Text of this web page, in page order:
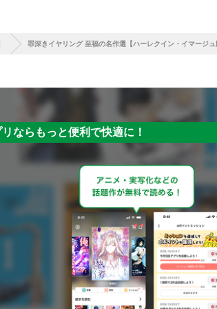
罪深きイヤリング 至福の名作選【ハーレクイン・イマージュ
ならもっと便利で快適に！